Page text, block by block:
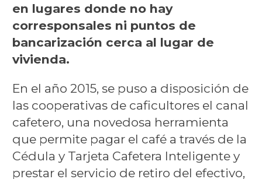
en lugares donde no hay
corresponsales ni puntos de
bancarización cerca al lugar de
vivienda.
En el año 2015, se puso a disposición de
las cooperativas de caficultores el canal
cafetero, una novedosa herramienta
que permite pagar el café a través de la
Cédula y Tarjeta Cafetera Inteligente y
prestar el servicio de retiro del efectivo,